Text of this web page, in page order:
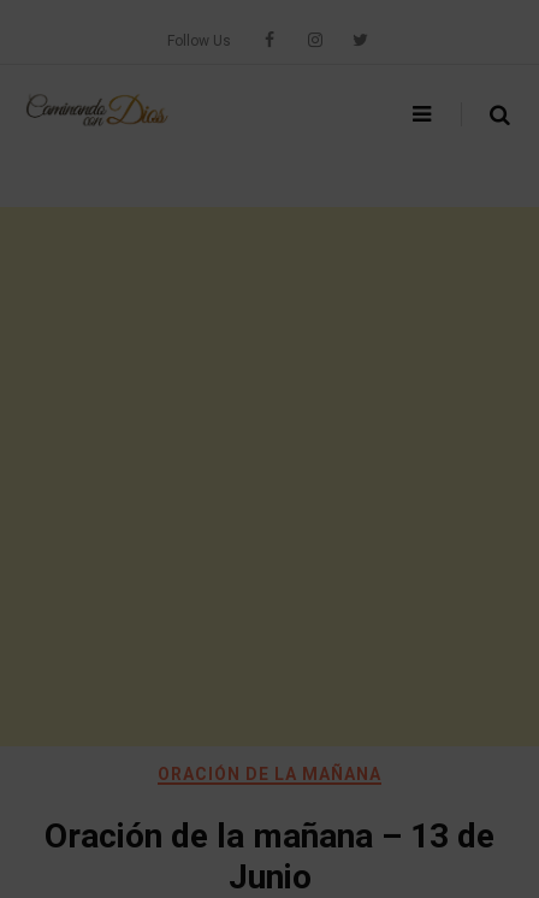
Follow Us
ORACIÓN DE LA MAÑANA
Oración de la mañana – 13 de
Junio